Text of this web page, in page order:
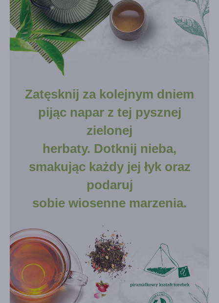
Zatęsknij za kolejnym dniem
pijąc napar z tej pysznej
zielonej
herbaty. Dotknij nieba,
smakując każdy jej łyk oraz
podaruj
sobie wiosenne marzenia.